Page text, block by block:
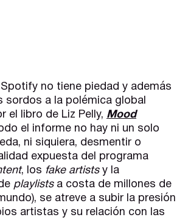
no tiene piedad y además
sordos a la polémica global
el libro de Liz Pelly, Mood
el informe no hay ni un solo
ni siquiera, desmentir o
expuesta del programa
, los fake artistsy la
playlistsa costa de millones de
se atreve a subir la presión
artistas y su relación con las